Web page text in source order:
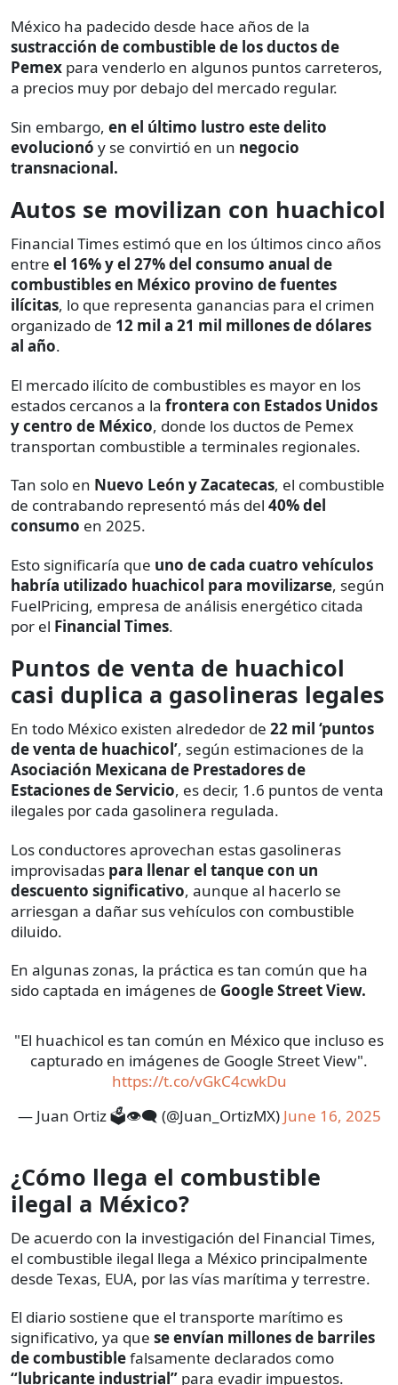
México ha padecido desde hace años de la
sustracción de combustible de los ductos de
Pemex para venderlo en algunos puntos carreteros,
a precios muy por debajo del mercado regular.
Sin embargo, en el último lustro este delito
evolucionó y se convirtió en un negocio
transnacional.
Autos se movilizan con huachicol
Financial Times estimó que en los últimos cinco años
entre el 16% y el 27% del consumo anual de
combustibles en México provino de fuentes
ilícitas, lo que representa ganancias para el crimen
organizado de 12 mil a 21 mil millones de dólares
al año.
El mercado ilícito de combustibles es mayor en los
estados cercanos a la frontera con Estados Unidos
y centro de México, donde los ductos de Pemex
transportan combustible a terminales regionales.
Tan solo en Nuevo León y Zacatecas, el combustible
de contrabando representó más del 40% del
consumo en 2025.
Esto significaría que uno de cada cuatro vehículos
habría utilizado huachicol para movilizarse, según
FuelPricing, empresa de análisis energético citada
por el Financial Times.
Puntos de venta de huachicol
casi duplica a gasolineras legales
En todo México existen alrededor de 22 mil ‘puntos
de venta de huachicol’, según estimaciones de la
Asociación Mexicana de Prestadores de
Estaciones de Servicio, es decir, 1.6 puntos de venta
ilegales por cada gasolinera regulada.
Los conductores aprovechan estas gasolineras
improvisadas para llenar el tanque con un
descuento significativo, aunque al hacerlo se
arriesgan a dañar sus vehículos con combustible
diluido.
En algunas zonas, la práctica es tan común que ha
sido captada en imágenes de Google Street View.
"El huachicol es tan común en México que incluso es
capturado en imágenes de Google Street View".
https://t.co/vGkC4cwkDu
— Juan Ortiz 🗳️👁‍🗨 (@Juan_OrtizMX) June 16, 2025
¿Cómo llega el combustible
ilegal a México?
De acuerdo con la investigación del Financial Times,
el combustible ilegal llega a México principalmente
desde Texas, EUA, por las vías marítima y terrestre.
El diario sostiene que el transporte marítimo es
significativo, ya que se envían millones de barriles
de combustiblefalsamente declarados como
“lubricante industrial” para evadir impuestos.